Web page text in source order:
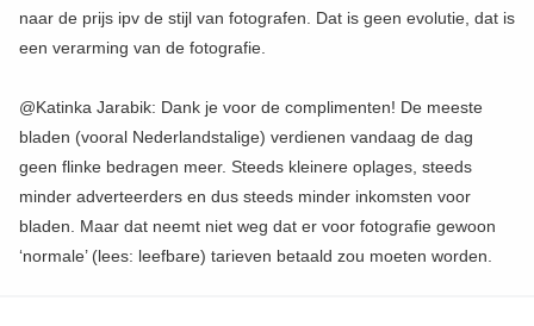
naar de prijs ipv de stijl van fotografen. Dat is geen evolutie, dat is
een verarming van de fotografie.
@Katinka Jarabik: Dank je voor de complimenten! De meeste
bladen (vooral Nederlandstalige) verdienen vandaag de dag
geen flinke bedragen meer. Steeds kleinere oplages, steeds
minder adverteerders en dus steeds minder inkomsten voor
bladen. Maar dat neemt niet weg dat er voor fotografie gewoon
‘normale’ (lees: leefbare) tarieven betaald zou moeten worden.